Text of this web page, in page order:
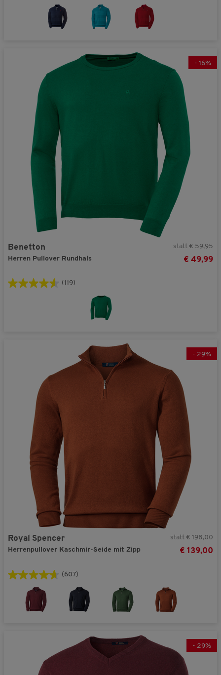
- 16%
Benetton
Herren Pullover Rundhals
statt € 59,95
€ 49,99
(119)
- 29%
Royal Spencer
Herrenpullover Kaschmir-Seide mit Zipp
statt € 198,00
€ 139,00
(607)
- 29%